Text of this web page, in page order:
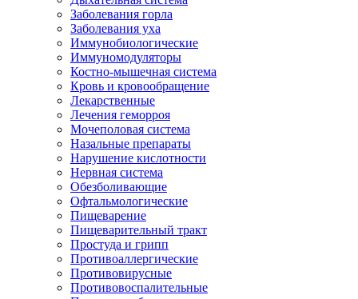
Заболевания горла
Заболевания уха
Иммунобиологические
Иммуномодуляторы
Костно-мышечная система
Кровь и кровообращение
Лекарственные
Лечения геморроя
Мочеполовая система
Назальные препараты
Нарушение кислотности
Нервная система
Обезболивающие
Офтальмологические
Пищеварение
Пищеварительный тракт
Простуда и грипп
Противоаллергические
Противовирусные
Противовоспалительные